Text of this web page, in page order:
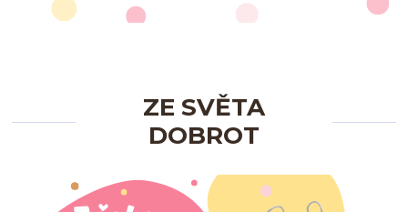
ZE SVĚTA
DOBROT